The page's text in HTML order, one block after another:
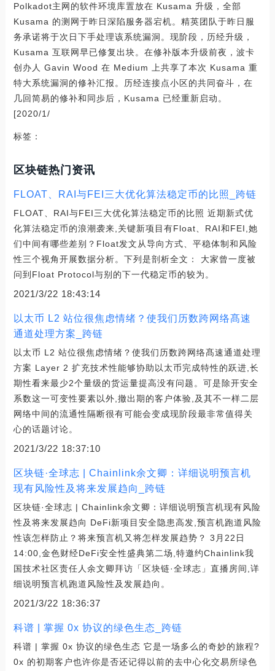
Polkadot主网的软件环境库置放在 Kusama 升级，全部
Kusama 的测网于昨日深陷服务器宕机。精英团队于昨日服
务承诺将于次日下手处理该系统漏洞。现阶段，历经升级，
Kusama 互联网早已修复出块。在修补版本升级前夜，波卡
创办人 Gavin Wood 在 Medium 上共享了本次 Kusama 重
特大系统漏洞的修补汇报。历经连接点小区的共同奋斗，在
几回简易的修补和同歩后，Kusama 已经重新启动。
[2020/1/
标签：
区块链热门资讯
FLOAT、RAI与FEI三大优化算法稳定币的比照_跨链
FLOAT、RAI与FEI三大优化算法稳定币的比照 近期新式优
化算法稳定币的浪潮袭来,关键新项目有Float、RAI和FEI,她
们中间有哪些差别？Float发文从导向方式、平稳体制和风险
性三个视角开展数据分析。下列是剖析全文： 大家曾一度被
问到Float Protocol与别的下一代稳定币的较为。
2021/3/22 18:43:14
以太币 L2 站位很焦虑情绪？使我们历数跨网络髙速
通道处理方案_跨链
以太币 L2 站位很焦虑情绪？使我们历数跨网络髙速通道处理
方案 Layer 2 扩充技术性能够协助以太币完成特性的跃进,长
期性看来最少2个量级的货运量提高没有问题。可是除开安全
系数这一可变性要素以外,撤出期的客户体验,及其不一样二层
网络中间的流通性隔断很有可能会变成现阶段最非常值得关
心的话题讨论。
2021/3/22 18:37:10
区块链·全球志 | Chainlink余文卿：详细说明预言机
现有风险性及将来发展趋向_跨链
区块链·全球志 | Chainlink余文卿：详细说明预言机现有风险
性及将来发展趋向 DeFi新项目安全隐患高发,预言机跑道风险
性该怎样防止？将来预言机又将怎样发展趋势？ 3月22日
14:00,金色财经DeFi安全性盛典第二场,特邀约Chainlink我
国技术社区责任人余文卿拜访「区块链·全球志」直播房间,详
细说明预言机跑道风险性及发展趋向。
2021/3/22 18:36:37
科谱 | 掌握 0x 协议的绿色生态_跨链
科谱 | 掌握 0x 协议的绿色生态 它是一场多么的奇妙的旅程?
0x 的初期客户也许你是否还记得以前的去中心化交易所绿色